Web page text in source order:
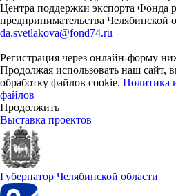
Центра поддержки экспорта Фонда
предпринимательства Челябинской
da.svetlakova@fond74.ru
Регистрация через онлайн-форму
Продолжая использовать наш сайт,
обработку файлов cookie. Политика
файлов
Продолжить
Выставка проектов
Губернатор Челябинской области